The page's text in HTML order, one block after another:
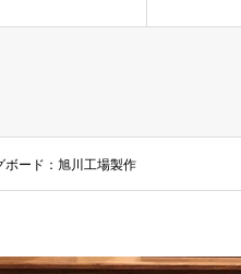
ボード：旭川工場製作